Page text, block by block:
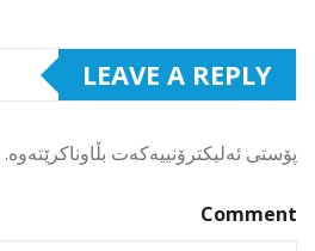
LEAVE A REPLY
پۆستی ئەلیکترۆنییەکەت بڵاوناکرێتەوە.
Comment